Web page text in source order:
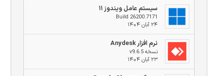
سیستم عامل ویندوز ۱۱
Build 26200.7171
۲۴ آبان ۱۴۰۴
نرم افزار Anydesk
نسخه v9.6.5
۲۳ آبان ۱۴۰۴